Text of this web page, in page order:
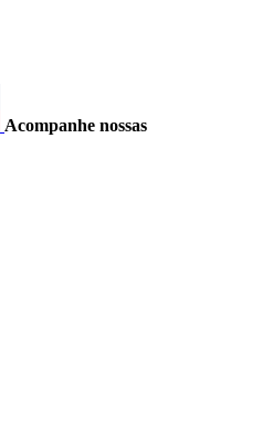
Acompanhe nossas